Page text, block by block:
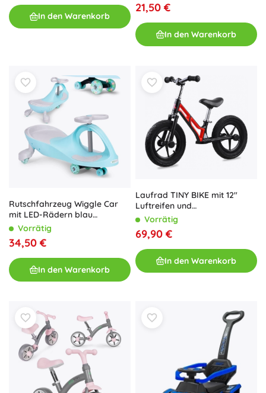
In den Warenkorb
21,50 €
In den Warenkorb
Rutschfahrzeug Wiggle Car
mit LED-Rädern blau
ECOTOYS
Vorrätig
34,50 €
In den Warenkorb
Laufrad TINY BIKE mit 12"
Luftreifen und
Magnesiumrahmen – Rot
Vorrätig
69,90 €
In den Warenkorb